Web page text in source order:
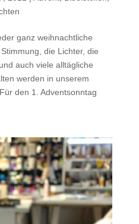
ganz weihnachtliche
die Lichter, die
auch viele alltägliche
werden in unserem
den 1. Adventsonntag